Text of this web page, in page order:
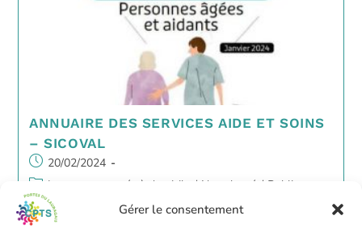
Gérer le consentement
ANNUAIRE DES SERVICES AIDE ET SOINS
– SICOVAL
20/02/2024
La personne agée à domicile
/ Non classé / Public
1 min read